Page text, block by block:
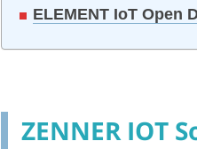
ELEMENT IoT Open
ZENNER IOT